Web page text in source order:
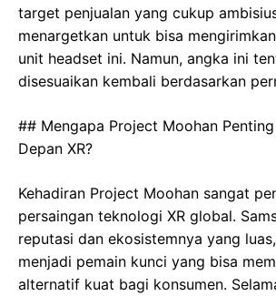
target penjualan yang cukup
menargetkan untuk bisa
unit headset ini. Namun, angka ini
disesuaikan kembali berdasarkan
## Mengapa Project Moohan
Depan XR?
Kehadiran Project Moohan sangat
persaingan teknologi XR global.
reputasi dan ekosistemnya yang
menjadi pemain kunci yang bisa
alternatif kuat bagi konsumen.